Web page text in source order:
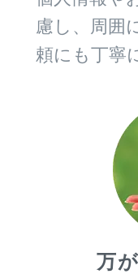
慮し、周囲
頼にも丁寧
万